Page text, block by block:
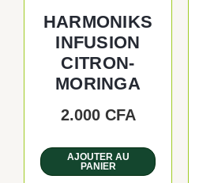
HARMONIKS
INFUSION
CITRON-
MORINGA
2.000 CFA
AJOUTER AU
PANIER